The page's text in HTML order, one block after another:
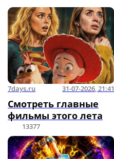
7days.ru 31-07-2026, 21:41
Смотреть главные
фильмы этого лета
13377